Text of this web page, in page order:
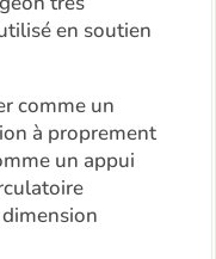
en soutien
comme un
à proprement
un appui
dimension